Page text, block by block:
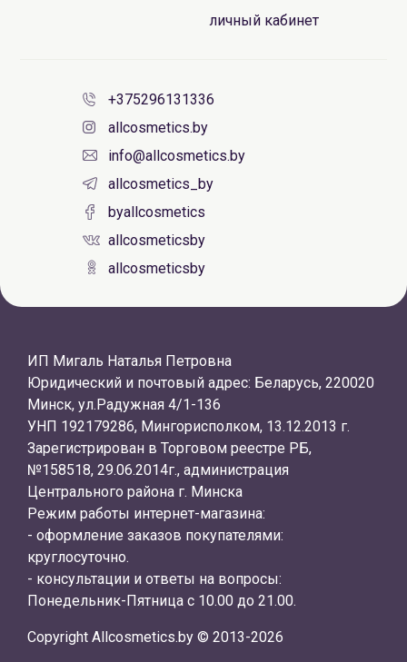
личный кабинет
+375296131336
allcosmetics.by
info@allcosmetics.by
allcosmetics_by
byallcosmetics
allcosmeticsby
allcosmeticsby
ИП Мигаль Наталья Петровна
Юридический и почтовый адрес: Беларусь, 220020
Минск, ул.Радужная 4/1-136
УНП 192179286, Мингорисполком, 13.12.2013 г.
Зарегистрирован в Торговом реестре РБ,
№158518, 29.06.2014г., администрация
Центрального района г. Минска
Режим работы интернет-магазина:
- оформление заказов покупателями:
круглосуточно.
- консультации и ответы на вопросы:
Понедельник-Пятница с 10.00 до 21.00.
Copyright Allcosmetics.by © 2013-2026